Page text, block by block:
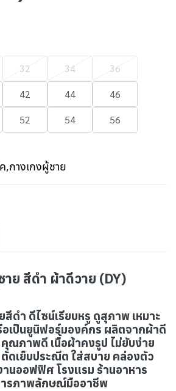
32 34
36
42 44
46
52 54
56
,กางเกงผู้ชาย
ย สีดำ ผ้าดีวาย (DY)
ดำ ดีไซน์เรียบหรู ดูสุภาพ เหมาะ
อเป็นยูนิฟอร์มองค์กร ผลิตจากผ้าดี
คุณภาพดี เนื้อผ้าคงรูป ไม่ยับง่าย
ดเย็บประณีต ใส่สบาย คล่องตัว
นออฟฟิศ โรงแรม ร้านอาหาร
รภาพลักษณ์มืออาชีพ